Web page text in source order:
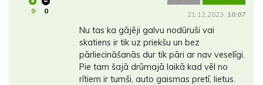
9 0 21.12.2023. 10:07
Nu tas ka gājēji galvu nodūruši vai
skatiens ir tik uz priekšu un bez
pārliecināšanās dur tik pāri ar nav veselīgi.
Pie tam šajā drūmajā laikā kad vēl no
rītiem ir tumši, auto gaismas pretī, lietus.